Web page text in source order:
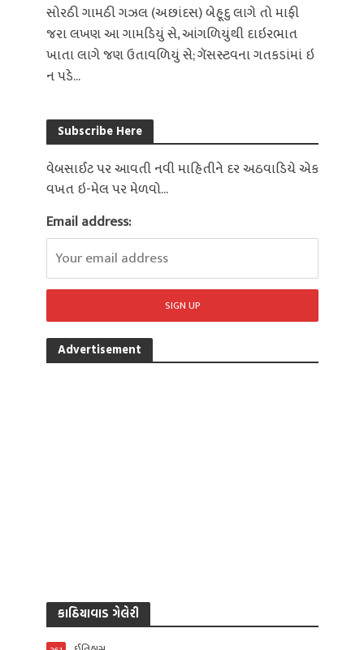
સોરઠી ગામઠી ગઝલ (અછાંદસ) બેહૂદુ લાગે તો માફી
જરા લખણ આ ગામડિયું સે, આંગળિયુંથી દાઇરભાત
ખાતા લાગે જણ ઉતાવળિયું સે; ગૅસસ્ટવના ગતકડાંમાં ઇ
ન પડે...
Subscribe Here
વેબસાઈટ પર આવતી નવી માહિતીને દર અઠવાડિયે એક
વખત ઇ-મેલ પર મેળવો...
Email address:
Advertisement
કાઠિયાવાડ ગેલેરી